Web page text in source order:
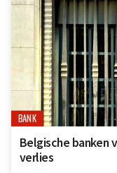
BANK
Belgische banken
verlies